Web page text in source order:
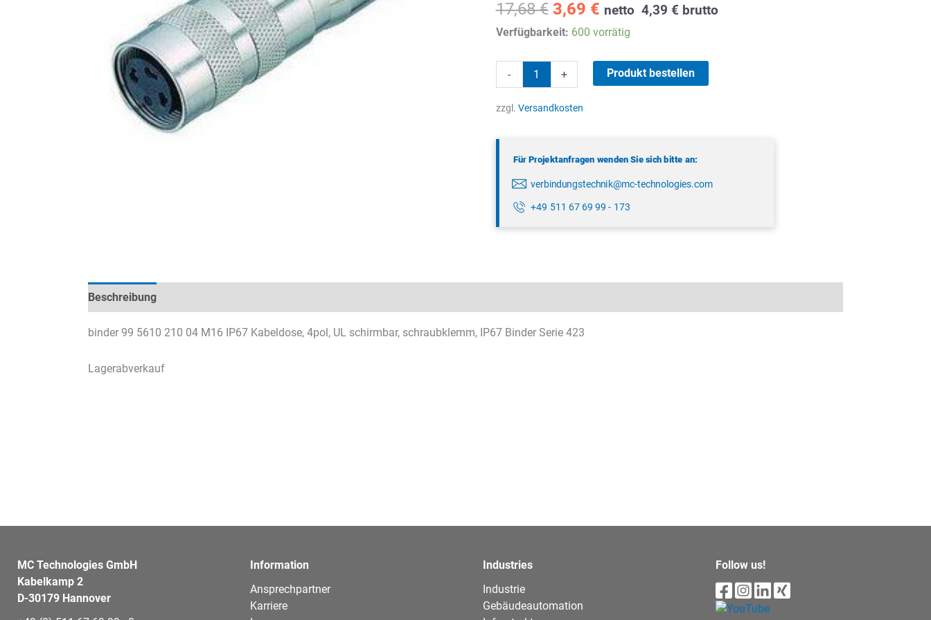
17,68€ Ursprünglicher
Preis
17,68 €
3,69 €Aktueller
Preis
3,69 €.
netto 4,39 € brutto
Verfügbarkeit: 600 vorrätig
-
99
5610
Menge
+ Produkt bestellen
zzgl. Versandkosten
Für Projektanfragen wenden Sie sich bitte an:
verbindungstechnik@mc-technologies.com
+49 511 67 69 99 - 173
Beschreibung
binder 99 5610 210 04 M16 IP67 Kabeldose, 4pol, UL schirmbar, schraubklemm, IP67 Binder Serie 423
Lagerabverkauf
MC Technologies GmbH
Kabelkamp 2
D-30179 Hannover
Information
Ansprechpartner
Karriere
Industries
Industrie
Gebäudeautomation
Follow us!